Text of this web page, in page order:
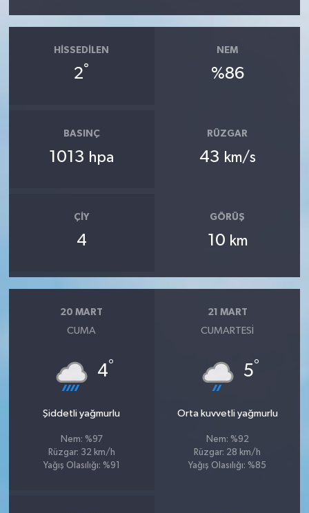
HISSEDILEN
2°
NEM
%86
BASINÇ
1013 hpa
RÜZGAR
43 km/s
ÇIY
4
GÖRÜŞ
10 km
20 MART
CUMA
4°
Şiddetli yağmurlu
Nem: %97
Rüzgar: 32 km/h
Yağış Olasılığı: %91
21 MART
CUMARTESI
5°
Orta kuvvetli yağmurlu
Nem: %92
Rüzgar: 28 km/h
Yağış Olasılığı: %85